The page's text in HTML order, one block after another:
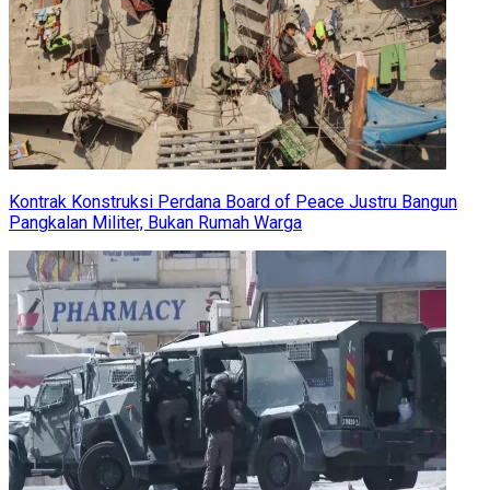
Kontrak Konstruksi Perdana Board of Peace Justru Bangun
Pangkalan Militer, Bukan Rumah Warga